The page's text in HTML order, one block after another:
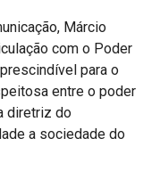
Márcio
com o Poder
para o
entre o poder
diretriz do
a sociedade do